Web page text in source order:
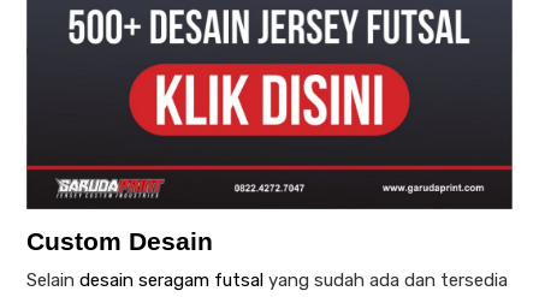
Custom Desain
Selain desain seragam futsal yang sudah ada dan tersedia